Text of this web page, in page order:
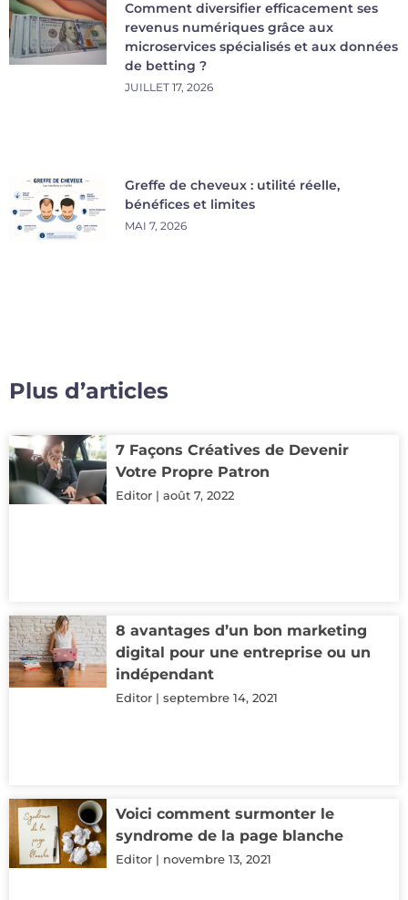
Comment diversifier efficacement ses
revenus numériques grâce aux
microservices spécialisés et aux données
de betting ?
JUILLET 17, 2026
Greffe de cheveux : utilité réelle,
bénéfices et limites
MAI 7, 2026
Plus d’articles
7 Façons Créatives de Devenir
Votre Propre Patron
Editor août 7, 2022
8 avantages d’un bon marketing
digital pour une entreprise ou un
indépendant
Editor septembre 14, 2021
Voici comment surmonter le
syndrome de la page blanche
Editor novembre 13, 2021